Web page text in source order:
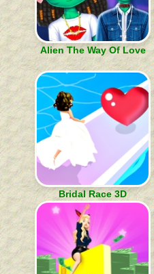
Alien The Way Of Love
Bridal Race 3D